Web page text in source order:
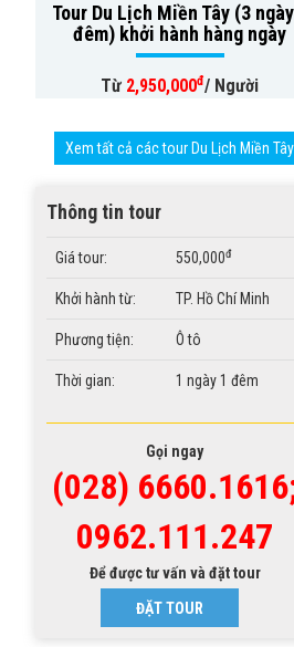
Tour Du Lịch Miền Tây (3
đêm) khởi hành hàng ngày
Từ 2,950,000đ/ Người
Xem tất cả các tour Du Lịch Miền Tây
Thông tin tour
Giá tour: 550,000đ
Khởi hành từ: TP. Hồ Chí Minh
Phương tiện: Ô tô
Thời gian: 1 ngày 1 đêm
Gọi ngay
(028)
0962.111.247
Để được tư vấn và đặt tour
ĐẶT TOUR